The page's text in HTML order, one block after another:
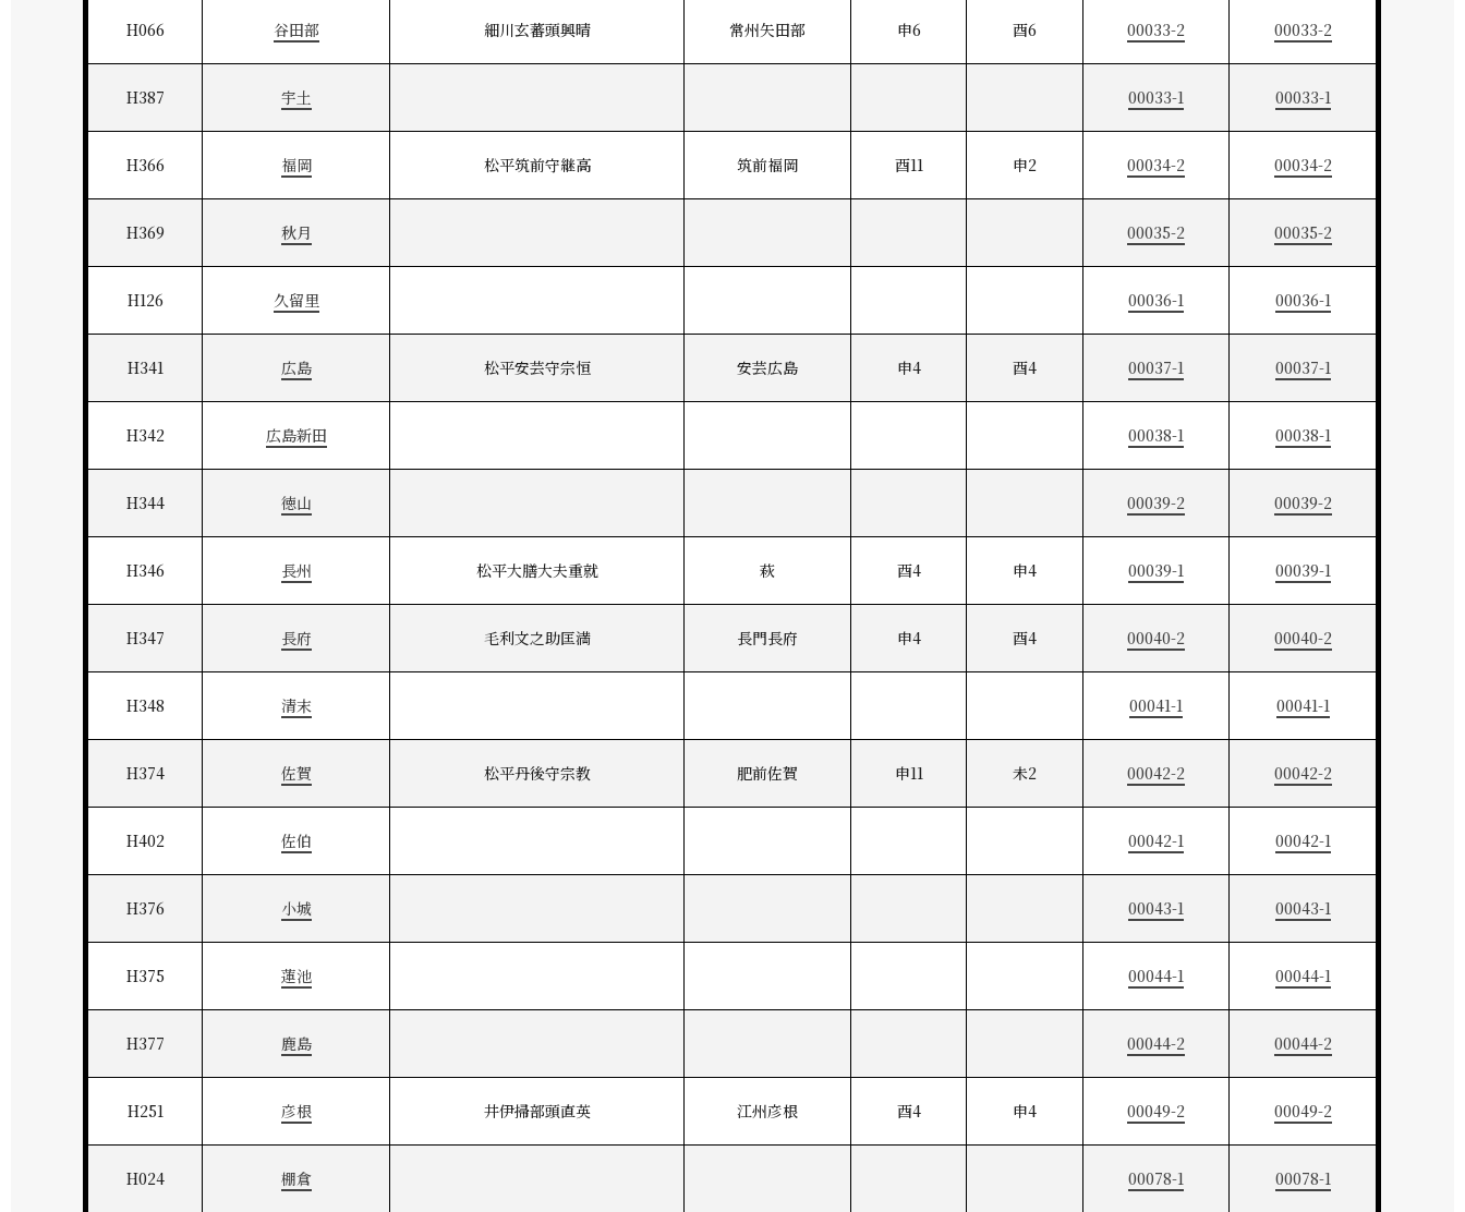
H066 谷田部 細川玄蕃頭興晴 常州矢田部 申6 酉6 00033-2 00033-2
H387 宇土 00033-1 00033-1
H366 福岡 松平筑前守継高 筑前福岡 酉11 申2 00034-2 00034-2
H369 秋月 00035-2 00035-2
H126 久留里 00036-1 00036-1
H341 広島 松平安芸守宗恒 安芸広島 申4 酉4 00037-1 00037-1
H342 広島新田 00038-1 00038-1
H344 徳山 00039-2 00039-2
H346 長州 松平大膳大夫重就 萩 酉4 申4 00039-1 00039-1
H347 長府 毛利文之助匡満 長門長府 申4 酉4 00040-2 00040-2
H348 清末 00041-1 00041-1
H374 佐賀 松平丹後守宗教 肥前佐賀 申11 未2 00042-2 00042-2
H402 佐伯 00042-1 00042-1
H376 小城 00043-1 00043-1
H375 蓮池 00044-1 00044-1
H377 鹿島 00044-2 00044-2
H251 彦根 井伊掃部頭直英 江州彦根 酉4 申4 00049-2 00049-2
H024 棚倉 00078-1 00078-1